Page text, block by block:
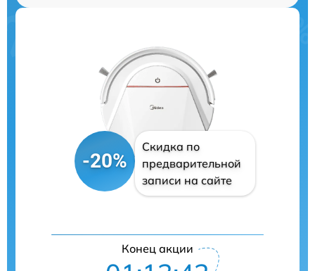
-20%
Скидка по
предварительной
записи на сайте
Конец акции